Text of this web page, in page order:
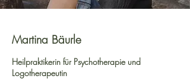
Martina Bäurle
Heilpraktikerin für Psychotherapie und
Logotherapeutin